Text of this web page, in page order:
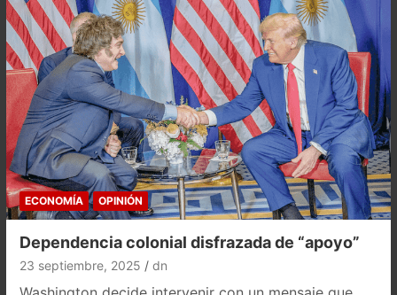
ECONOMÍA OPINIÓN
Dependencia colonial disfrazada de “apoyo”
23 septiembre, 2025 dn